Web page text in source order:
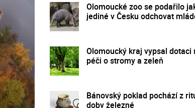
Olomoucké zoo se podařilo
jediné v Česku odchovat
Olomoucký kraj vypsal dotaci
péči o stromy a zeleň
Bánovský poklad pochází z
doby železné